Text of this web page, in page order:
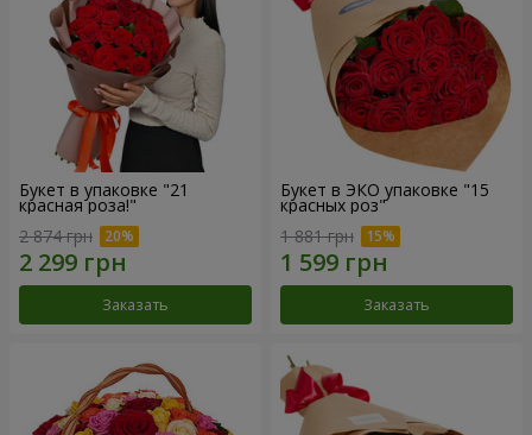
Букет в упаковке "21
красная роза!"
2 874 грн
Заказать
Букет в ЭКО упаковке "15
красных роз"
1 881 грн
Заказать